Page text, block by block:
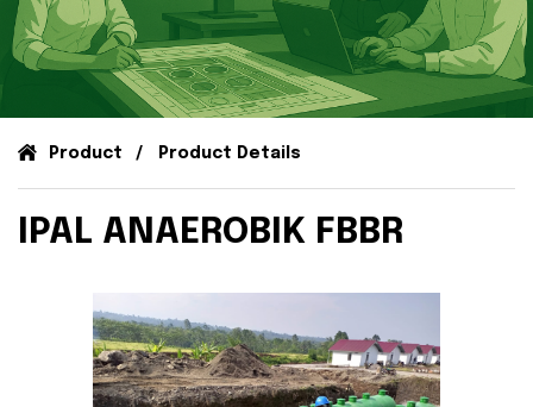
Product Product Details
IPAL ANAEROBIK FBBR